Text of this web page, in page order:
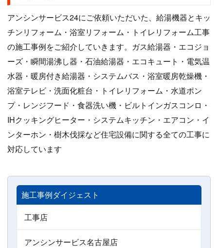
アンシンサービス24にご依頼いただいた、給湯機器とキッ
チンリフォーム・浴室リフォーム・トイレリフォーム工事
の施工事例をご紹介していきます。ガス給湯器・エコジョ
ーズ・瞬間湯沸し器・石油給湯器・エコキュート・電気温
水器・暖房付き給湯器・システムバス・浴室暖房乾燥機・
浴室テレビ・洗面化粧台・トイレリフォーム・水道ポン
プ・レンジフード・食器洗い機・ビルトインガスコンロ・
IHクッキングヒーター・システムキッチン・エアコン・イ
ンターホン・樹木伐採など住宅設備に関する全ての工事に
対応しています
施工事例ダイジェスト
工事店
アンシンサービス名古屋店